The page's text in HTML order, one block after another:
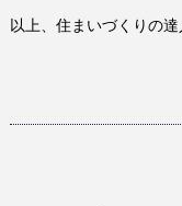
以上、住まいづくりの達